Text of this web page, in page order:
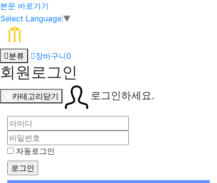
본문 바로가기
Select Language ▼
분류 장바구니0
회원로그인
카테고리닫기 로그인하세요.
자동로그인